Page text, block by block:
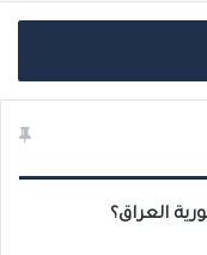
العراق؟